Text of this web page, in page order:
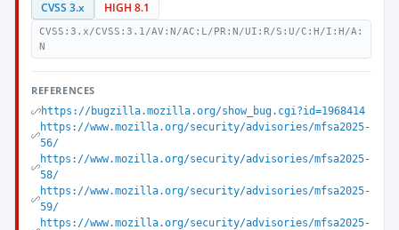
CVSS 3.x HIGH 8.1
CVSS:3.x/CVSS:3.1/AV:N/AC:L/PR:N/UI:R/S:U/C:H/I:H/A:
N
REFERENCES
https://bugzilla.mozilla.org/show_bug.cgi?id=1968414
https://www.mozilla.org/security/advisories/mfsa2025-
56/
https://www.mozilla.org/security/advisories/mfsa2025-
58/
https://www.mozilla.org/security/advisories/mfsa2025-
59/
https://www.mozilla.org/security/advisories/mfsa2025-